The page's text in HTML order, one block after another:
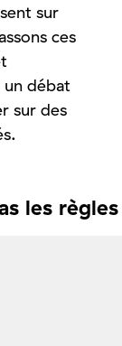
sur
ces
un débat
sur des
les règles